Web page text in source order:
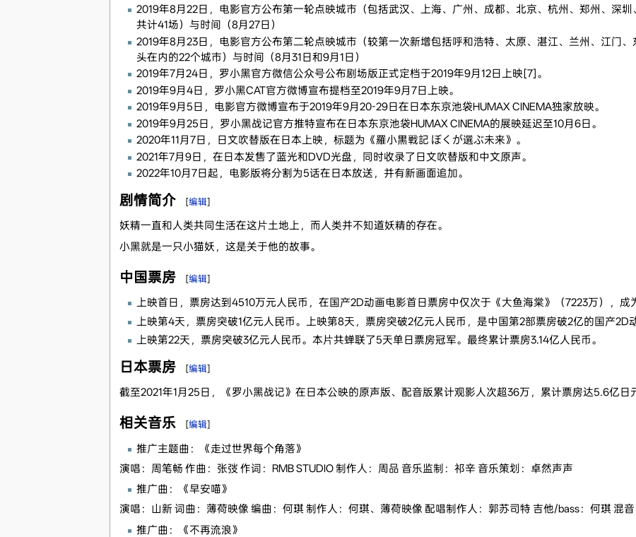
2019年8月22日，电影官方公布第一轮点映城市（包括武汉、上海、广州、成都、北京、杭州、郑州、深
共计41场）与时间（8月27日）
2019年8月23日，电影官方公布第二轮点映城市（较第一次新增包括呼和浩特、太原、湛江、兰州、江门
头在内的22个城市）与时间（8月31日和9月1日）
2019年7月24日，罗小黑官方微信公众号公布剧场版正式定档于2019年9月12日上映[7]。
2019年9月4日，罗小黑CAT官方微博宣布提档至2019年9月7日上映。
2019年9月5日，电影官方微博宣布于2019年9月20-29日在日本东京池袋HUMAX CINEMA独家放映。
2019年9月25日，罗小黑战记官方推特宣布在日本东京池袋HUMAX CINEMA的展映延迟至10月6日。
2020年11月7日，日文吹替版在日本上映，标题为《羅小黒戦記 ぼくが選ぶ未来》。
2021年7月9日，在日本发售了蓝光和DVD光盘，同时收录了日文吹替版和中文原声。
2022年10月7日起，电影版将分割为5话在日本放送，并有新画面追加。
剧情简介 [编辑]
妖精一直和人类共同生活在这片土地上，而人类并不知道妖精的存在。
小黑就是一只小猫妖，这是关于他的故事。
中国票房 [编辑]
上映首日，票房达到4510万元人民币，在国产2D动画电影首日票房中仅次于《大鱼海棠》（7223万），成
上映第4天，票房突破1亿元人民币。上映第8天，票房突破2亿元人民币，是中国第2部票房破2亿的国产2D
上映第22天，票房突破3亿元人民币。本片共蝉联了5天单日票房冠军。最终累计票房3.14亿人民币。
日本票房 [编辑]
截至2021年1月25日，《罗小黑战记》在日本公映的原声版、配音版累计观影人次超36万，累计票房达5.6亿
相关音乐 [编辑]
推广主题曲：《走过世界每个角落》
演唱：周笔畅 作曲：张弢 作词：RMB STUDIO 制作人：周品 音乐监制：祁辛 音乐策划：卓然声声
推广曲：《早安喵》
演唱：山新 词曲：薄荷映像 编曲：何琪 制作人：何琪、薄荷映像 配唱制作人：郭苏司特 吉他/bass：何琪 混
推广曲：《不再流浪》